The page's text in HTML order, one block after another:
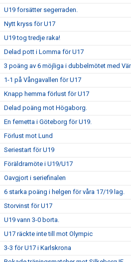
U19 forsätter segerraden.
Nytt kryss för U17
U19 tog tredje raka!
Delad pott i Lomma för U17
3 poäng av 6 möjliga i dubbelmötet med
1-1 på Vångavallen för U17
Knapp hemma förlust för U17
Delad poäng mot Högaborg.
En femetta i Göteborg för U19.
Förlust mot Lund
Seriestart för U19
Föräldramöte i U19/U17
Oavgjort i seriefinalen
6 starka poäng i helgen för våra 17/19 lag.
Storvinst för U17
U19 vann 3-0 borta.
U17 räckte inte till mot Olympic
3-3 för U17 i Karlskrona